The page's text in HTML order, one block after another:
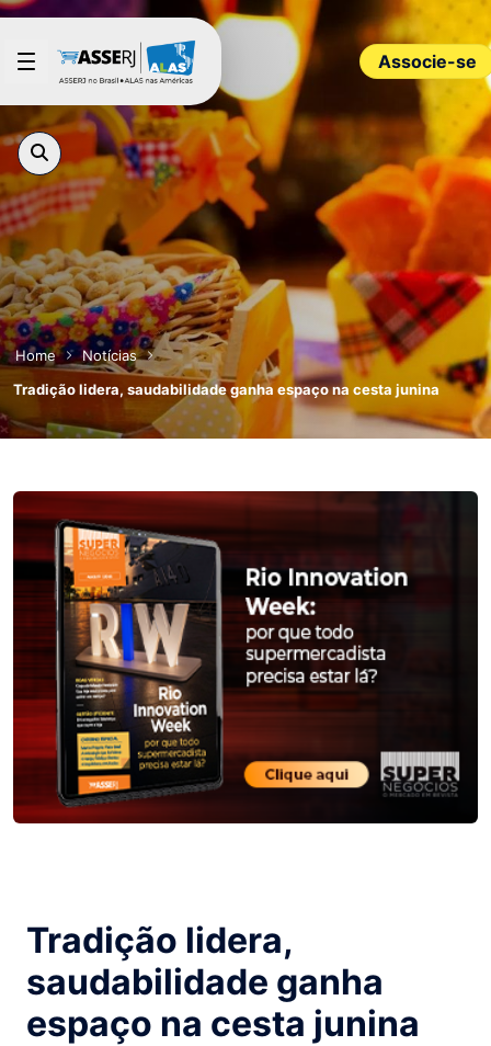
Pular para o Conteúdo principal
Associe-se
Home
Notícias
Tradição lidera, saudabilidade ganha espaço na cesta junina
Tradição lidera,
saudabilidade ganha
espaço na cesta junina